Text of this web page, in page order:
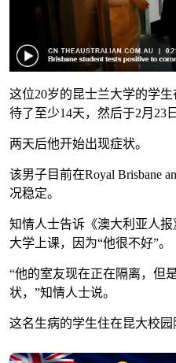
这位20岁的昆士兰大学的学
待了至少14天，然后于2月23
两天后他开始出现症状。
该男子目前在Royal Brisbane
况稳定。
知情人士告诉《澳大利亚人
大学上课，因为“他很不好”。
“他的室友现在正在隔离，但
状，”知情人士说。
这名生病的学生住在昆大校园